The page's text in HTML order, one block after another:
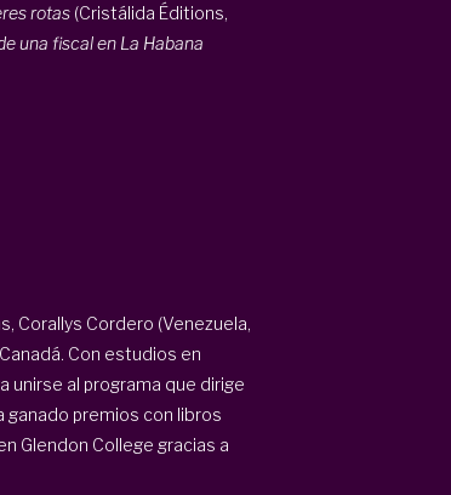
rotas (Cristálida Éditions,
una fiscal en La Habana
Corallys Cordero (Venezuela,
Con estudios en
unirse al programa que dirige
ganado premios con libros
Glendon College gracias a